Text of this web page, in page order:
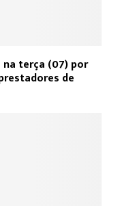
na terça (07) por
de